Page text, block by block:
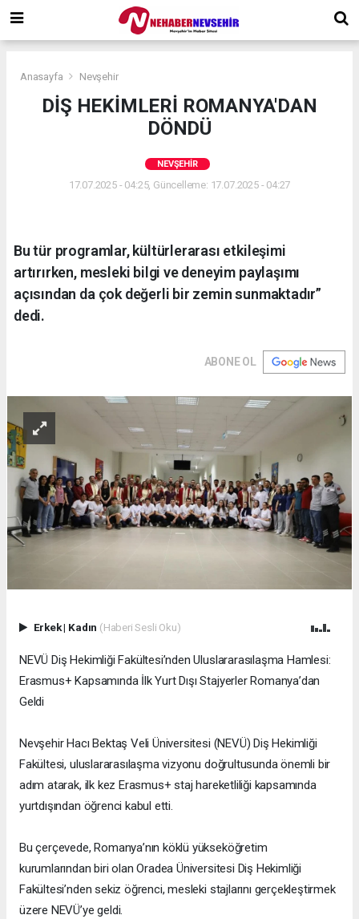
Anasayfa Nevşehir
DİŞ HEKİMLERİ ROMANYA'DAN
DÖNDÜ
NEVŞEHIR
17.07.2025 - 04:25, Güncelleme: 17.07.2025 - 04:27
Bu tür programlar, kültürlerarası etkileşimi
artırırken, mesleki bilgi ve deneyim paylaşımı
açısından da çok değerli bir zemin sunmaktadır”
dedi.
ABONE OL
Erkek| Kadın (Haberi Sesli Oku)
NEVÜ Diş Hekimliği Fakültesi’nden Uluslararasılaşma Hamlesi:
Erasmus+ Kapsamında İlk Yurt Dışı Stajyerler Romanya’dan
Geldi
Nevşehir Hacı Bektaş Veli Üniversitesi (NEVÜ) Diş Hekimliği
Fakültesi, uluslararasılaşma vizyonu doğrultusunda önemli bir
adım atarak, ilk kez Erasmus+ staj hareketliliği kapsamında
yurtdışından öğrenci kabul etti.
Bu çerçevede, Romanya’nın köklü yükseköğretim
kurumlarından biri olan Oradea Üniversitesi Diş Hekimliği
Fakültesi’nden sekiz öğrenci, mesleki stajlarını gerçekleştirmek
üzere NEVÜ’ye geldi.